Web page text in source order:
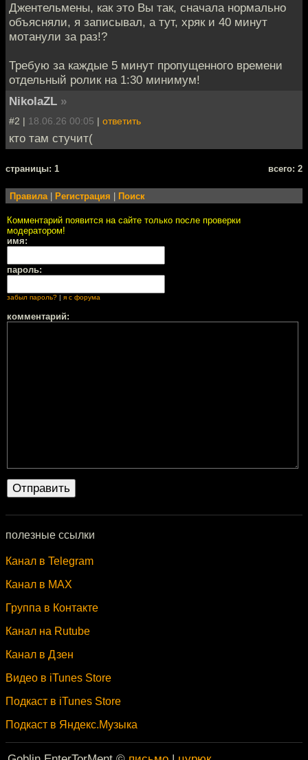
Джентельмены, как это Вы так, сначала нормально
объясняли, я записывал, а тут, хряк и 40 минут
мотанули за раз!?
Требую за каждые 5 минут пропущенного времени
отдельный ролик на 1:30 минимум!
NikolaZL »
#2 | 18.06.26 00:05 | ответить
кто там стучит(
cтраницы: 1 всего: 2
Правила | Регистрация | Поиск
Комментарий появится на сайте только после проверки
модератором!
имя:
пароль:
забыл пароль? | я с форума
комментарий:
полезные ссылки
Канал в Telegram
Канал в MAX
Группа в Контакте
Канал на Rutube
Канал в Дзен
Видео в iTunes Store
Подкаст в iTunes Store
Подкаст в Яндекс.Музыка